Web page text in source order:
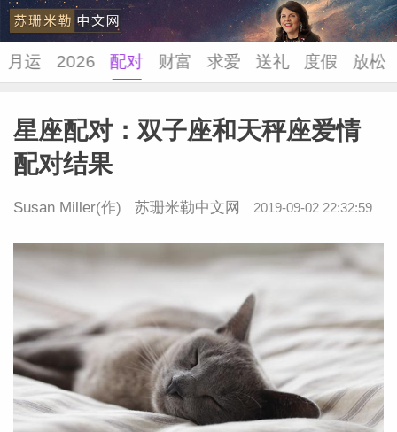
苏珊米
月运 2026 配对 财富 求爱 送礼 度假 放松
星座配对：双子座和天秤座爱情
配对结果
Susan Miller(作) 苏珊米勒中文网 2019-09-02 22:32:59